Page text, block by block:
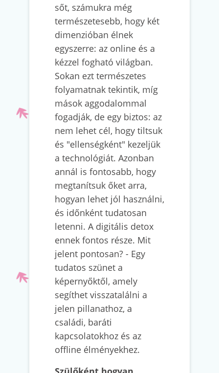
sőt, számukra még
természetesebb, hogy két
dimenzióban élnek
egyszerre: az online és a
kézzel fogható világban.
Sokan ezt természetes
folyamatnak tekintik, míg
mások aggodalommal
fogadják, de egy biztos: az
nem lehet cél, hogy tiltsuk
és "ellenségként" kezeljük
a technológiát. Azonban
annál is fontosabb, hogy
megtanítsuk őket arra,
hogyan lehet jól használni,
és időnként tudatosan
letenni. A digitális detox
ennek fontos része. Mit
jelent pontosan? - Egy
tudatos szünet a
képernyőktől, amely
segíthet visszatalálni a
jelen pillanathoz, a
családi, baráti
kapcsolatokhoz és az
offline élményekhez.